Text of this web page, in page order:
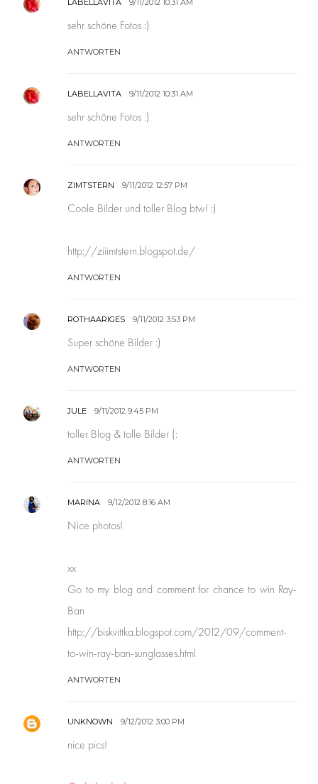
LABELLAVITA 9/11/2012 10:31 AM
sehr schöne Fotos :)
ANTWORTEN
LABELLAVITA 9/11/2012 10:31 AM
sehr schöne Fotos :)
ANTWORTEN
ZIMTSTERN 9/11/2012 12:57 PM
Coole Bilder und toller Blog btw! :)
http://ziiimtstern.blogspot.de/
ANTWORTEN
ROTHAARIGES 9/11/2012 3:53 PM
Super schöne Bilder :)
ANTWORTEN
JULE 9/11/2012 9:45 PM
toller Blog & tolle Bilder (:
ANTWORTEN
MARINA 9/12/2012 8:16 AM
Nice photos!
xx
Go to my blog and comment for chance to win Ray-
Ban
http://biskvittka.blogspot.com/2012/09/comment-
to-win-ray-ban-sunglasses.html
ANTWORTEN
UNKNOWN 9/12/2012 3:00 PM
nice pics!